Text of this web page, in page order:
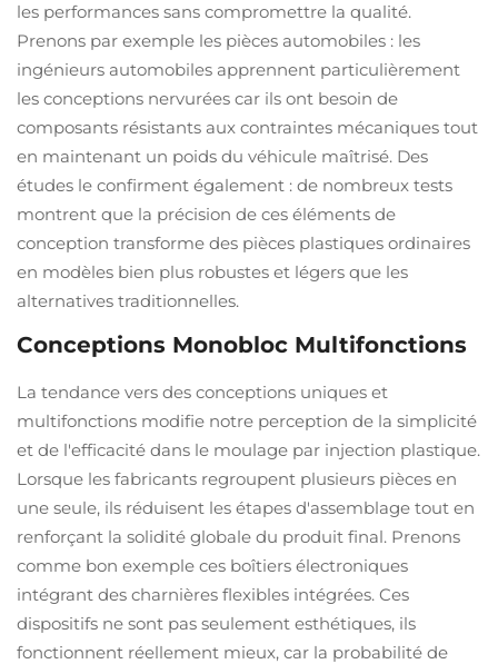
les performances sans compromettre la qualité.
Prenons par exemple les pièces automobiles : les
ingénieurs automobiles apprennent particulièrement
les conceptions nervurées car ils ont besoin de
composants résistants aux contraintes mécaniques tout
en maintenant un poids du véhicule maîtrisé. Des
études le confirment également : de nombreux tests
montrent que la précision de ces éléments de
conception transforme des pièces plastiques ordinaires
en modèles bien plus robustes et légers que les
alternatives traditionnelles.
Conceptions Monobloc Multifonctions
La tendance vers des conceptions uniques et
multifonctions modifie notre perception de la simplicité
et de l'efficacité dans le moulage par injection plastique.
Lorsque les fabricants regroupent plusieurs pièces en
une seule, ils réduisent les étapes d'assemblage tout en
renforçant la solidité globale du produit final. Prenons
comme bon exemple ces boîtiers électroniques
intégrant des charnières flexibles intégrées. Ces
dispositifs ne sont pas seulement esthétiques, ils
fonctionnent réellement mieux, car la probabilité de